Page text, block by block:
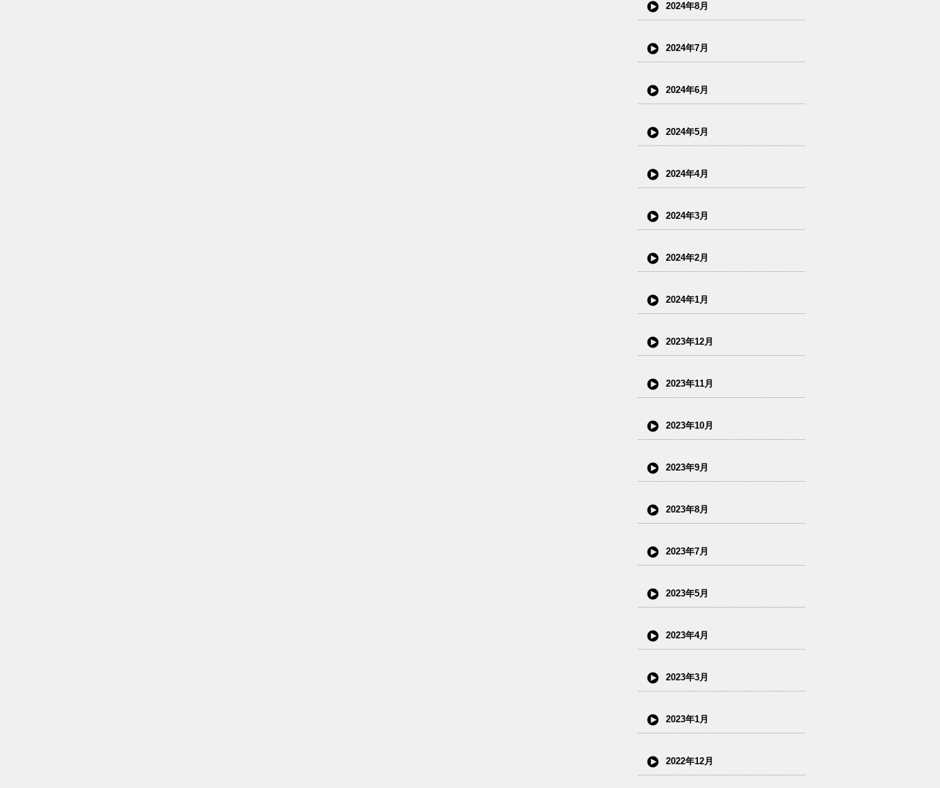
2024年8月
2024年7月
2024年6月
2024年5月
2024年4月
2024年3月
2024年2月
2024年1月
2023年12月
2023年11月
2023年10月
2023年9月
2023年8月
2023年7月
2023年5月
2023年4月
2023年3月
2023年1月
2022年12月